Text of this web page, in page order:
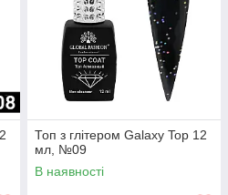
Топ з глітером Galaxy Top 12
мл, №09
В наявності